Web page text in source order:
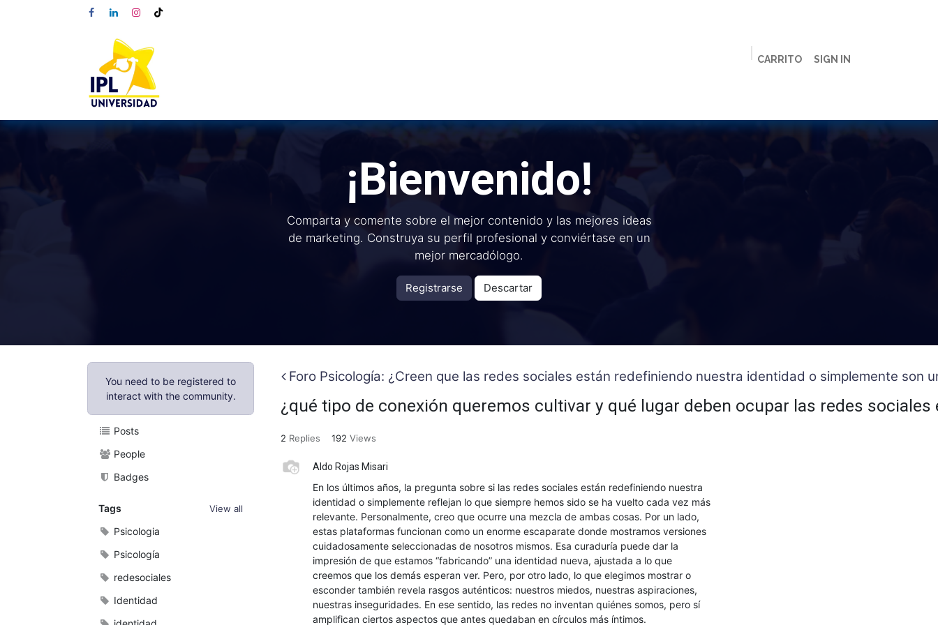
CARRITO SIGN IN
¡Bienvenido!
Comparta y comente sobre el mejor contenido y las mejores ideas
de marketing. Construya su perfil profesional y conviértase en un
mejor mercadólogo.
Registrarse Descartar
You need to be registered to
interact with the community.
Posts
People
Badges
Tags View all
Psicologia
Psicología
redesociales
Identidad
Foro Psicología: ¿Creen que las redes sociales están redefiniendo nuestra identidad o simplemente
¿qué tipo de conexión queremos cultivar y qué lugar deben ocupar las redes sociales
2 Replies 192 Views
Aldo Rojas Misari
En los últimos años, la pregunta sobre si las redes sociales están redefiniendo nuestra
identidad o simplemente reflejan lo que siempre hemos sido se ha vuelto cada vez más
relevante. Personalmente, creo que ocurre una mezcla de ambas cosas. Por un lado,
estas plataformas funcionan como un enorme escaparate donde mostramos versiones
cuidadosamente seleccionadas de nosotros mismos. Esa curaduría puede dar la
impresión de que estamos “fabricando” una identidad nueva, ajustada a lo que
creemos que los demás esperan ver. Pero, por otro lado, lo que elegimos mostrar o
esconder también revela rasgos auténticos: nuestros miedos, nuestras aspiraciones,
nuestras inseguridades. En ese sentido, las redes no inventan quiénes somos, pero sí
amplifican ciertos aspectos que antes quedaban en círculos más íntimos.